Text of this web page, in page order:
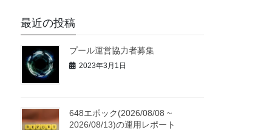
最近の投稿
プール運営協力者募集
2023年3月1日
648エポック(2026/08/08 ~
2026/08/13)の運用レポート